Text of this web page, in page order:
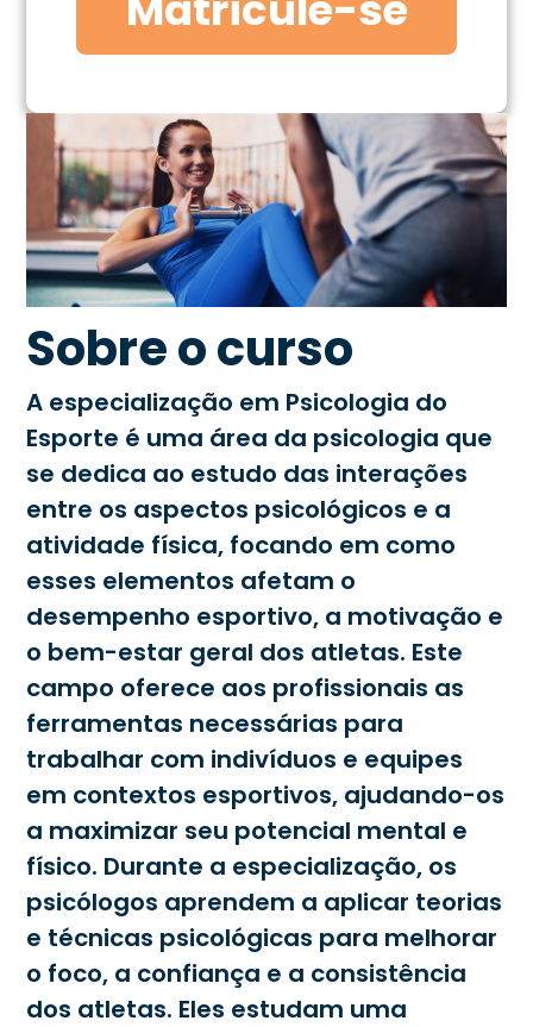
Sobre o curso
A especialização em Psicologia do
Esporte é uma área da psicologia que
se dedica ao estudo das interações
entre os aspectos psicológicos e a
atividade física, focando em como
esses elementos afetam o
desempenho esportivo, a motivação e
o bem-estar geral dos atletas. Este
campo oferece aos profissionais as
ferramentas necessárias para
trabalhar com indivíduos e equipes
em contextos esportivos, ajudando-os
a maximizar seu potencial mental e
físico. Durante a especialização, os
psicólogos aprendem a aplicar teorias
e técnicas psicológicas para melhorar
o foco, a confiança e a consistência
dos atletas. Eles estudam uma